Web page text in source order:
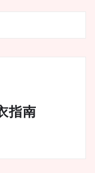
指南